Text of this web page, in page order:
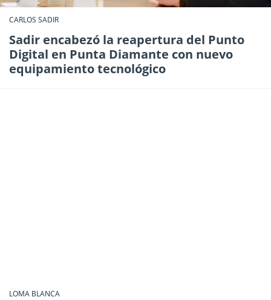
CARLOS SADIR
Sadir encabezó la reapertura del Punto
Digital en Punta Diamante con nuevo
equipamiento tecnológico
LOMA BLANCA